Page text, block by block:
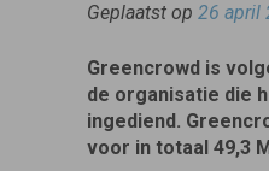
Geplaatst op 26 april
Greencrowd is
de organisatie die
ingediend.
voor in totaal 49,3